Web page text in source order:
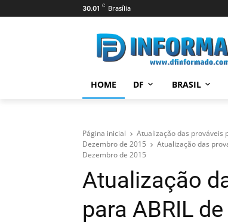
30.01 C Brasília
HOME DF BRASIL
Página inicial
Atualização das prováveis
Dezembro de 2015
Atualização das
Dezembro de 2015
Atualização
para ABRIL